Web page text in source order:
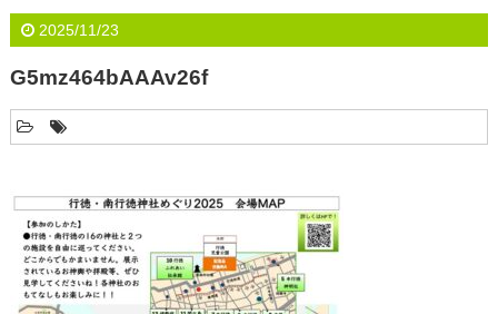
2025/11/23
G5mz464bAAAv26f